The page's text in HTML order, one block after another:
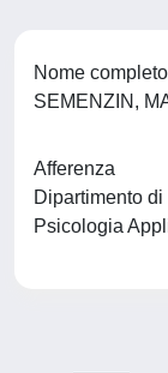
Nome completo
SEMENZIN,
Afferenza
Dipartimento
Psicologia